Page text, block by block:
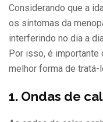
Considerando que a
os sintomas da
interferindo no dia a
Por isso, é importante
melhor forma de tratá-
1. Ondas de